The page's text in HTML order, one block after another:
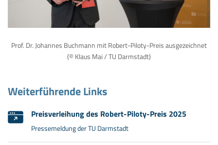
Prof. Dr. Johannes Buchmann mit Robert-Piloty-Preis ausgezeichnet
(© Klaus Mai / TU Darmstadt)
Weiterführende Links
Preisverleihung des Robert-Piloty-Preis 2025
Pressemeldung der TU Darmstadt